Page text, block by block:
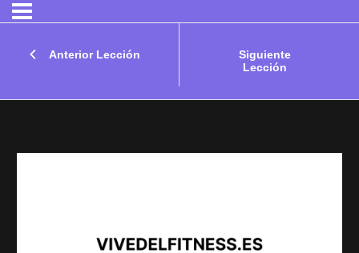
Anterior Lección
Siguiente
Lección